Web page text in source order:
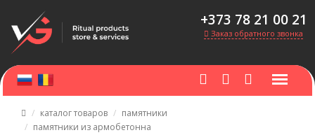
+373 78 21 00 21
Заказ обратного звонка
каталог товаров
памятники
памятники из армобетонна